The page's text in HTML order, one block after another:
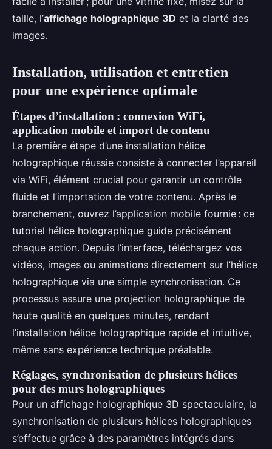
taille, l’affichage holographique 3D et la clarté des
images.
Installation, utilisation et entretien
pour une expérience optimale
Étapes d’installation : connexion WiFi,
application mobile et import de contenu
La première étape d’une installation hélice
holographique réussie consiste à connecter l’appareil
via WiFi, élément crucial pour garantir un contrôle
fluide et l’importation de votre contenu. Après le
branchement, ouvrez l’application mobile fournie : ce
tutoriel hélice holographique guide précisément
chaque action. Depuis l’interface, téléchargez vos
vidéos, images ou animations directement sur l’hélice
holographique via une simple synchronisation. Ce
processus assure une projection holographique de
haute qualité en quelques minutes, rendant
l’installation hélice holographique rapide et intuitive,
même sans expérience technique préalable.
Réglages, synchronisation de plusieurs hélices
pour des murs holographiques
Pour un affichage holographique 3D spectaculaire, la
synchronisation de plusieurs hélices holographiques
s’effectue grâce à des paramètres intégrés dans